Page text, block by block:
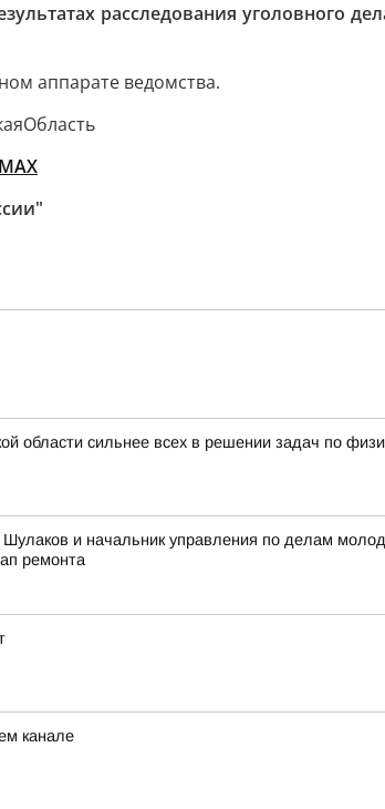
расследования уголовного
аппарате ведомства.
области сильнее всех в решении задач по
и начальник управления по делам
ремонта
канале